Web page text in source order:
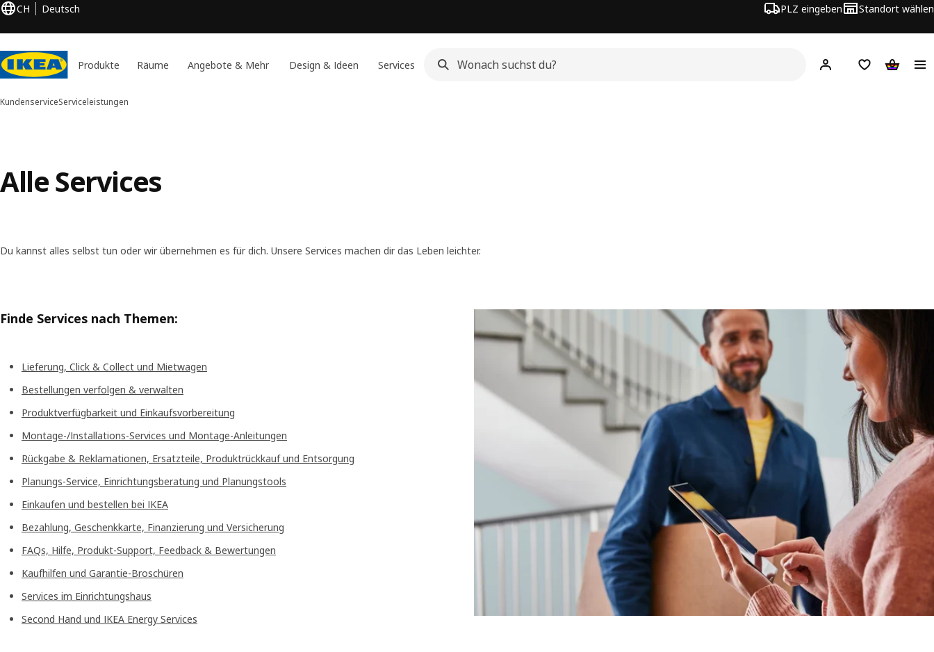
CH Deutsch PLZ eingeben Standort wählen
Produkte Räume Angebote & Mehr Design & Ideen Services Hej! Logge dich ein
Einkaufsliste
KundenserviceServiceleistungen
Alle Services
Du kannst alles selbst tun oder wir übernehmen es für dich. Unsere Services machen dir das Leben leichter.
Finde Services nach Themen:
Lieferung, Click & Collect und Mietwagen
Bestellungen verfolgen & verwalten
Produktverfügbarkeit und Einkaufsvorbereitung
Montage-/Installations-Services und Montage-Anleitungen
Rückgabe & Reklamationen, Ersatzteile, Produktrückkauf und Entsorgung
Planungs-Service, Einrichtungsberatung und Planungstools
Einkaufen und bestellen bei IKEA
Bezahlung, Geschenkkarte, Finanzierung und Versicherung
FAQs, Hilfe, Produkt-Support, Feedback & Bewertungen
Kaufhilfen und Garantie-Broschüren
Services im Einrichtungshaus
Second Hand und IKEA Energy Services